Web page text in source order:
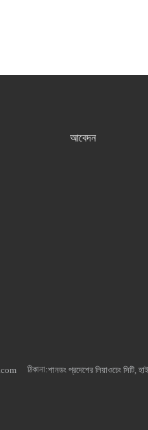
আবেদন
ঠিকানা:শানডং প্রদেশের লিয়াওচেং সিটি,